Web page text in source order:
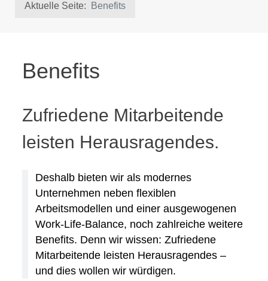
Aktuelle Seite: Benefits
Benefits
Zufriedene Mitarbeitende
leisten Herausragendes.
Deshalb bieten wir als modernes
Unternehmen neben flexiblen
Arbeitsmodellen und einer ausgewogenen
Work-Life-Balance, noch zahlreiche weitere
Benefits. Denn wir wissen: Zufriedene
Mitarbeitende leisten Herausragendes –
und dies wollen wir würdigen.